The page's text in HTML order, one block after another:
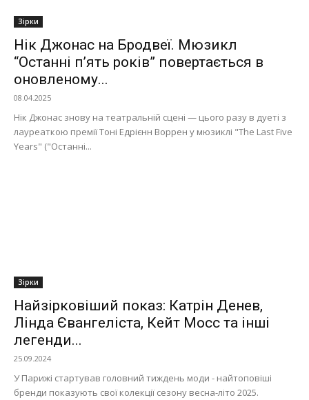
Зірки
Нік Джонас на Бродвеї. Мюзикл
“Останні п’ять років” повертається в
оновленому...
08.04.2025
Нік Джонас знову на театральній сцені — цього разу в дуеті з
лауреаткою премії Тоні Едрієнн Воррен у мюзиклі "The Last Five
Years" ("Останні...
Зірки
Найзірковіший показ: Катрін Денев,
Лінда Євангеліста, Кейт Мосс та інші
легенди...
25.09.2024
У Парижі стартував головний тиждень моди - найтоповіші
бренди показують свої колекції сезону весна-літо 2025.